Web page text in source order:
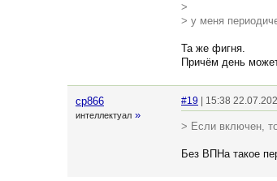
>
> у меня
Та же фигня.
Причём день
cp866
интеллектуал »
#19 | 15:38
> Если включен,
Без ВПНа такое